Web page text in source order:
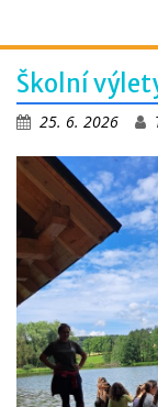
Školní
25. 6. 2026